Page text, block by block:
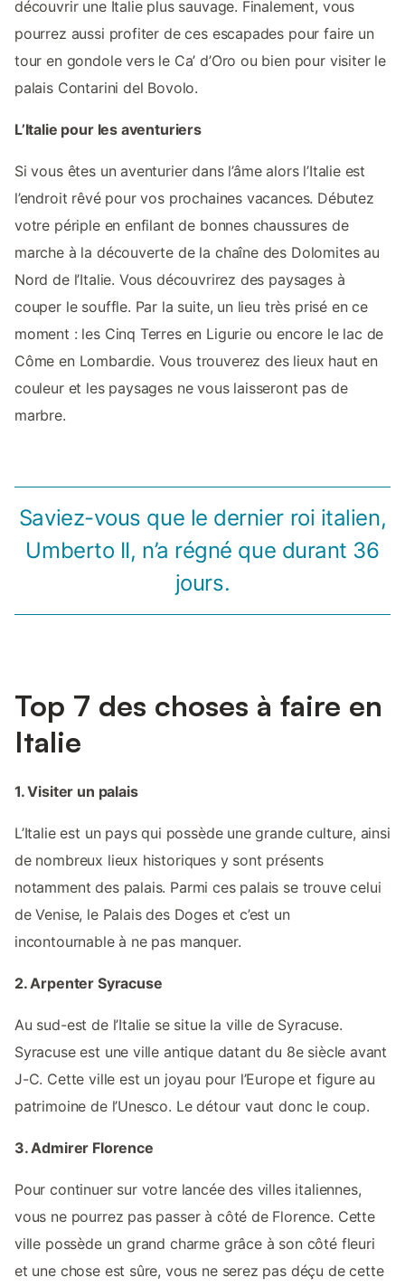
découvrir une Italie plus sauvage. Finalement, vous
pourrez aussi profiter de ces escapades pour faire un
tour en gondole vers le Ca’ d’Oro ou bien pour visiter le
palais Contarini del Bovolo.
L’Italie pour les aventuriers
Si vous êtes un aventurier dans l’âme alors l’Italie est
l’endroit rêvé pour vos prochaines vacances. Débutez
votre périple en enfilant de bonnes chaussures de
marche à la découverte de la chaîne des Dolomites au
Nord de l’Italie. Vous découvrirez des paysages à
couper le souffle. Par la suite, un lieu très prisé en ce
moment : les Cinq Terres en Ligurie ou encore le lac de
Côme en Lombardie. Vous trouverez des lieux haut en
couleur et les paysages ne vous laisseront pas de
marbre.
Saviez-vous que le dernier roi italien,
Umberto II, n’a régné que durant 36
jours.
Top 7 des choses à faire en
Italie
1. Visiter un palais
L’Italie est un pays qui possède une grande culture, ainsi
de nombreux lieux historiques y sont présents
notamment des palais. Parmi ces palais se trouve celui
de Venise, le Palais des Doges et c’est un
incontournable à ne pas manquer.
2. Arpenter Syracuse
Au sud-est de l’Italie se situe la ville de Syracuse.
Syracuse est une ville antique datant du 8e siècle avant
J-C. Cette ville est un joyau pour l’Europe et figure au
patrimoine de l’Unesco. Le détour vaut donc le coup.
3. Admirer Florence
Pour continuer sur votre lancée des villes italiennes,
vous ne pourrez pas passer à côté de Florence. Cette
ville possède un grand charme grâce à son côté fleuri
et une chose est sûre, vous ne serez pas déçu de cette